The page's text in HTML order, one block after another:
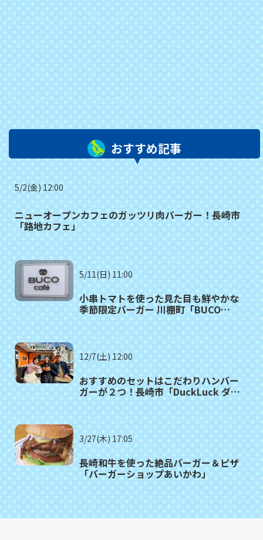
おすすめ記事
5/2(金) 12:00
ニューオープンカフェのガッツリ肉バーガー！長崎市
「路地カフェ」
5/11(日) 11:00
小串トマトを使った見た目も鮮やかな
季節限定バーガー 川棚町「BUCO
12/7(土) 12:00
おすすめのセットはこだわりハンバー
ガーが２つ！長崎市「DuckLuck ダッ
3/27(木) 17:05
長崎和牛を使った絶品バーガー＆ピザ
「バーガーショップあいかわ」